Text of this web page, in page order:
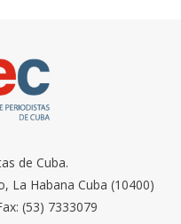
de Cuba.
La Habana Cuba (10400)
(53) 7333079